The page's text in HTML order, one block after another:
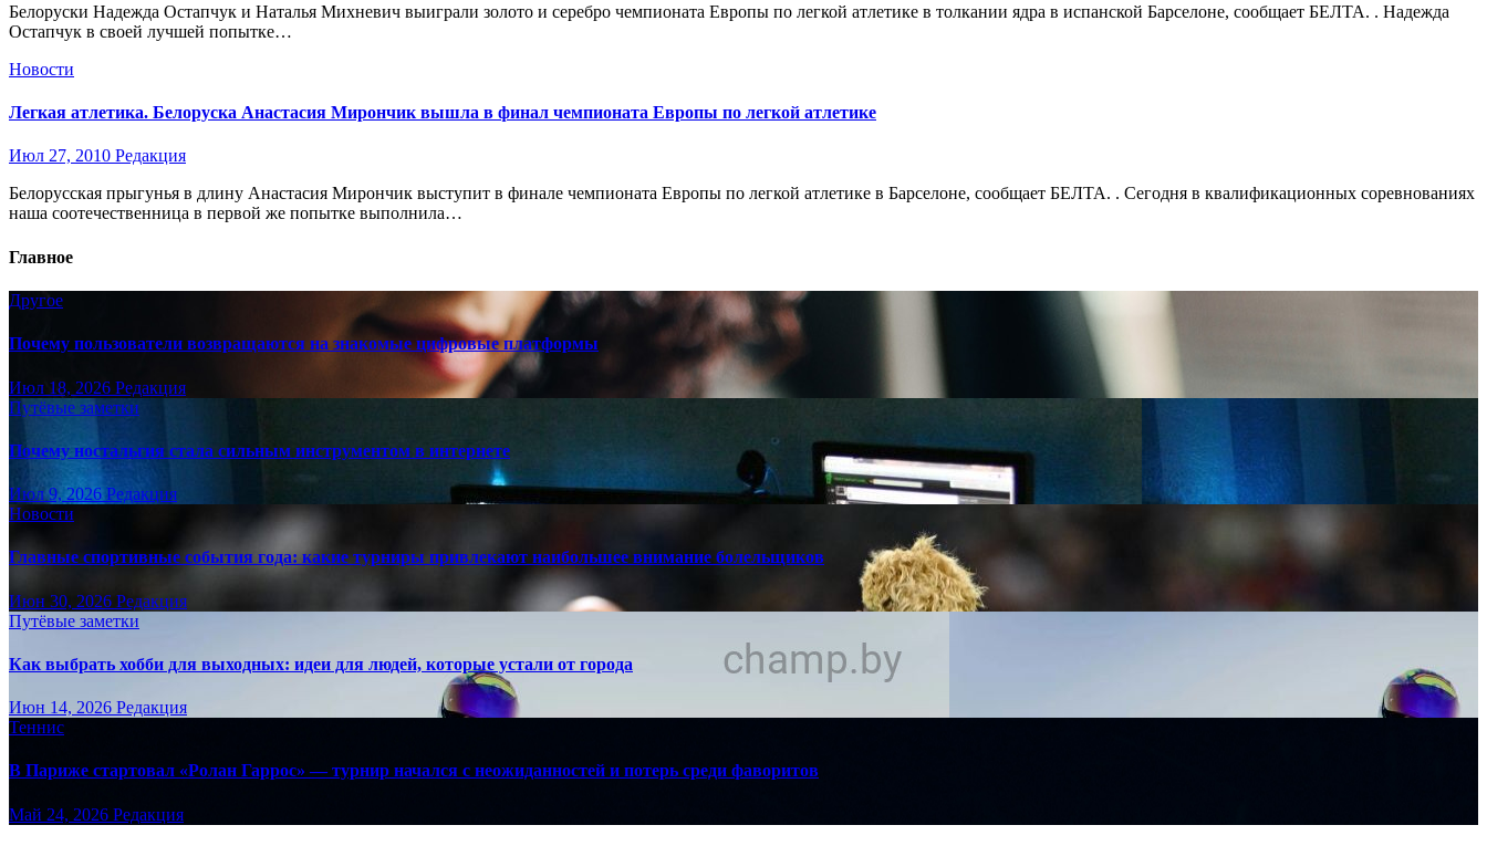
Белоруски Надежда Остапчук и Наталья Михневич выиграли золото и серебро чемпионата Европы по легкой атлетике в толкании ядра в испанской Барселоне, сообщает БЕЛТА. . Надежда
Остапчук в своей лучшей попытке…
Новости
Легкая атлетика. Белоруска Анастасия Мирончик вышла в финал чемпионата Европы по легкой атлетике
Июл 27, 2010 Редакция
Белорусская прыгунья в длину Анастасия Мирончик выступит в финале чемпионата Европы по легкой атлетике в Барселоне, сообщает БЕЛТА. . Сегодня в квалификационных соревнованиях
наша соотечественница в первой же попытке выполнила…
Главное
Другое
Почему пользователи возвращаются на знакомые цифровые платформы
Июл 18, 2026 Редакция
Путёвые заметки
Почему ностальгия стала сильным инструментом в интернете
Июл 9, 2026 Редакция
Новости
Главные спортивные события года: какие турниры привлекают наибольшее внимание болельщиков
Июн 30, 2026 Редакция
Путёвые заметки
Как выбрать хобби для выходных: идеи для людей, которые устали от города
Июн 14, 2026 Редакция
Теннис
В Париже стартовал «Ролан Гаррос» — турнир начался с неожиданностей и потерь среди фаворитов
Май 24, 2026 Редакция